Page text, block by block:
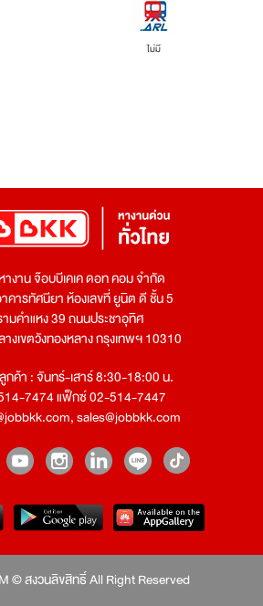
ไม่มี
งาน จ๊อบบีเคเค ดอท คอม จำกัด
คารทัศนียา ห้องเลขที่ ยูนิต ดี ชั้น 5
มคำแหง 39 ถนนประชาอุทิศ
างเขตวังทองหลาง กรุงเทพฯ 10310
กค้า : จันทร์-เสาร์ 8:30-18:00 น.
7474 แฟ็กซ์ 02-514-7447
,sales@jobbkk.com
© สงวนลิขสิทธิ์ All Right Reserved